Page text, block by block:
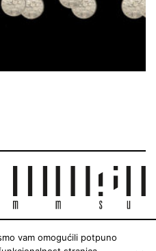
vam omogućili potpuno